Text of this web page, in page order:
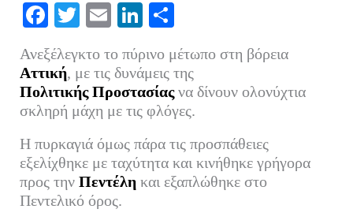
Fa
ce
bo
ok
T
tte
r
E
ail
Li
ed
In
οι
ρ
α
στ
εί
τε
Ανεξέλεγκτο το πύρινο μέτωπο στη βόρεια
Αττική, με τις δυνάμεις της
Πολιτικής Προστασίαςνα δίνουν ολονύχτια
σκληρή μάχη με τις φλόγες.
Η πυρκαγιά όμως πάρα τις προσπάθειες
εξελίχθηκε με ταχύτητα και κινήθηκε γρήγορα
προς την Πεντέληκαι εξαπλώθηκε στο
Πεντελικό όρος.